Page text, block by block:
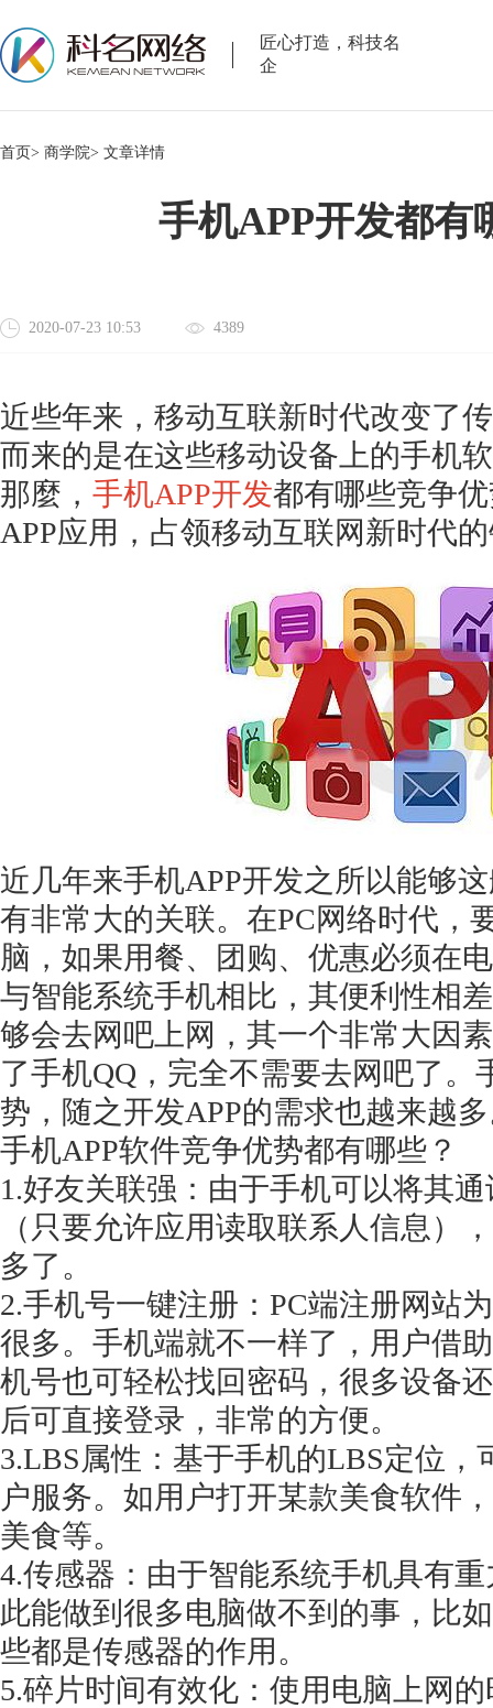
匠心打造，科技名
企
首页> 商学院> 文章详情
手机APP开发都有
2020-07-23 10:53 4389
近些年来，移动互联新时代改变了
而来的是在这些移动设备上的手机
那麼， 手机APP开发都有哪些竞争
APP应用，占领移动互联网新时代
近几年来手机APP开发之所以能够
有非常大的关联。在PC网络时代，
脑，如果用餐、团购、优惠必须在
与智能系统手机相比，其便利性相
够会去网吧上网，其一个非常大因
了手机QQ，完全不需要去网吧了。
势，随之开发APP的需求也越来越
手机APP软件竞争优势都有哪些？
1.好友关联强：由于手机可以将其
（只要允许应用读取联系人信息）
多了。
2.手机号一键注册：PC端注册网站
很多。手机端就不一样了，用户借
机号也可轻松找回密码，很多设备
后可直接登录，非常的方便。
3.LBS属性：基于手机的LBS定位
户服务。如用户打开某款美食软件
美食等。
4.传感器：由于智能系统手机具有
此能做到很多电脑做不到的事，比
些都是传感器的作用。
5.碎片时间有效化：使用电脑上网
获得产品报价方案
1万个想法不如1次的方案落地
扫码添加[商务总监]沟通方案
扫码沟通